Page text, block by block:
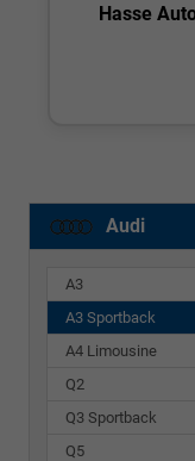
Hasse
Audi
A3
A3 Sportback
A4 Limousine
Q2
Q3 Sportback
Q5